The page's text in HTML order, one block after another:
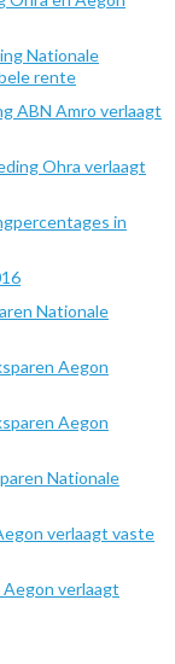
Nationale
rente
ABN Amro verlaagt
Ohra verlaagt
in
Nationale
Aegon
Aegon
Nationale
verlaagt vaste
verlaagt